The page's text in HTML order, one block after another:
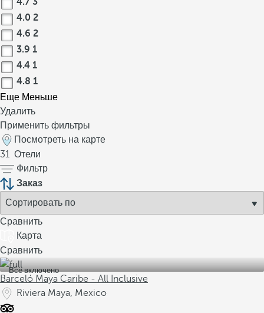
4.0 2
4.6 2
3.9 1
4.4 1
4.8 1
Еще Меньше
Удалить
Применить фильтры
Посмотреть на карте
31 Отели
Фильтр
Заказ
Сравнить
Карта
Сравнить
Все включено
Barceló Maya Caribe - All Inclusive
Riviera Maya, Mexico